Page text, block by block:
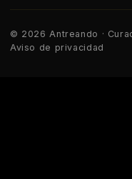
© 2026 Antreando ·
Aviso de privacidad